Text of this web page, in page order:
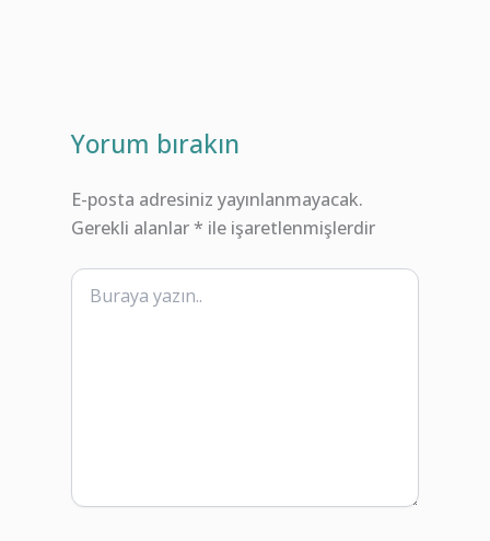
Yorum bırakın
E-posta adresiniz yayınlanmayacak.
Gerekli alanlar* ile işaretlenmişlerdir
Buraya
yazın..